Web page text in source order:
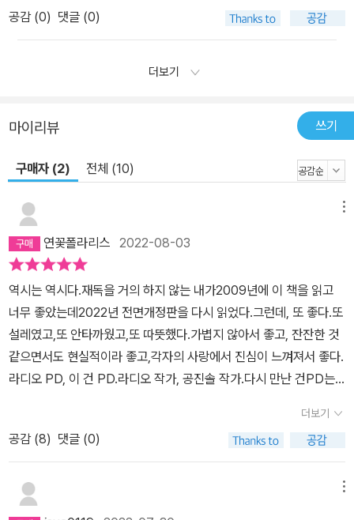
공감 (0) 댓글 (0)
더보기
마이리뷰 쓰기
구매자 (2) 전체 (10)
연꽃폴라리스 2022-08-03
역시는 역시다.재독을 거의 하지 않는 내가2009년에 이 책을 읽고
너무 좋았는데2022년 전면개정판을 다시 읽었다.​그런데, 또 좋다.또
설레였고,또 안타까웠고,또 따뜻했다.​가볍지 않아서 좋고, 잔잔한 것
같으면서도 현실적이라 좋고,각자의 사랑에서 진심이 느껴져서 좋다.​
라디오 PD, 이 건 PD.라디오 작가, 공진솔 작가.다시 만난 건PD는
시 만난 공진솔은 여전히 조심스러웠고, 자신의 감정앞에 솔직했다.​
시작부터 중간을 거쳐, 마지막까지 완벽히 마음에 드는 소설.​건PD와
공진솔의 사랑이 여전히 무사하기를지금까지 그래왔듯 앞으로도 계
속 응원할 것이다.​네 사랑이 무사하기를내 사랑도 무사하니까
더보기
공감 (8) 댓글 (0)